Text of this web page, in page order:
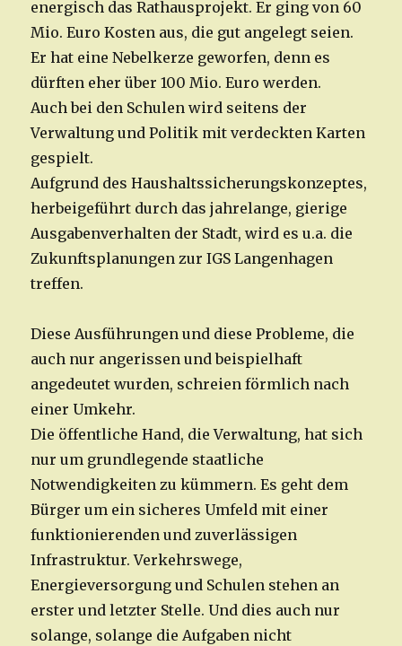
energisch das Rathausprojekt. Er ging von 60
Mio. Euro Kosten aus, die gut angelegt seien.
Er hat eine Nebelkerze geworfen, denn es
dürften eher über 100 Mio. Euro werden.
Auch bei den Schulen wird seitens der
Verwaltung und Politik mit verdeckten Karten
gespielt.
Aufgrund des Haushaltssicherungskonzeptes,
herbeigeführt durch das jahrelange, gierige
Ausgabenverhalten der Stadt, wird es u.a. die
Zukunftsplanungen zur IGS Langenhagen
treffen.
Diese Ausführungen und diese Probleme, die
auch nur angerissen und beispielhaft
angedeutet wurden, schreien förmlich nach
einer Umkehr.
Die öffentliche Hand, die Verwaltung, hat sich
nur um grundlegende staatliche
Notwendigkeiten zu kümmern. Es geht dem
Bürger um ein sicheres Umfeld mit einer
funktionierenden und zuverlässigen
Infrastruktur. Verkehrswege,
Energieversorgung und Schulen stehen an
erster und letzter Stelle. Und dies auch nur
solange, solange die Aufgaben nicht